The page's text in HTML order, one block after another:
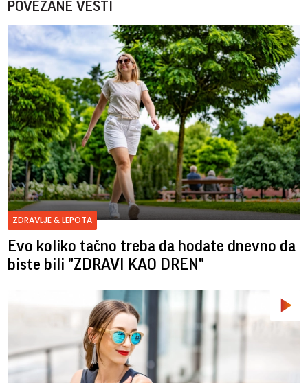
POVEZANE VESTI
ZDRAVLJE & LEPOTA
Evo koliko tačno treba da hodate dnevno da
biste bili "ZDRAVI KAO DREN"